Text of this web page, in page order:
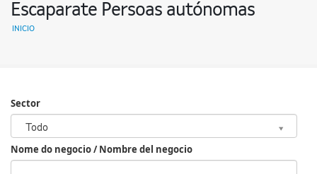
Escaparate Persoas autónomas
INICIO
Sector
Todo
Sector
Nome do negocio / Nombre del negocio